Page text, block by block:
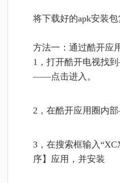
将下载好的apk安装包
方法一：通过酷开应
1，打开酷开电视找
——点击进入。
2，在酷开应用圈内
3，在搜索框输入
序】应用，并安装